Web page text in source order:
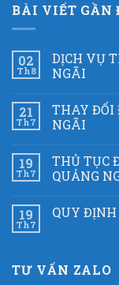
BÀI VIẾT GẦN
02
Th8
DỊCH VỤ
NGÃI
21
Th7
THAY ĐỔI
NGÃI
19
Th7
THỦ TỤC
QUẢNG
19
Th7
QUY ĐỊNH
TƯ VẤN ZALO